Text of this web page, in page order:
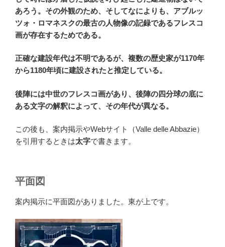
あろう。その外観のため、そしてなによりも、アブルッ
ツォ・ロマネスクの最古の人物像の記録であるフレスコ
画が存在するためである。
正確な建設年代は不明であるが、複数の歴史家が1170年
から1180年頃に建設されたと推定している。
後陣には中世のフレスコ画があり、後陣の四分球の底に
ある文字の解釈によって、その年代が異なる。
この後も、案内掲示やWebサイト（Valle delle Abbazie）
を引用するときは太字で書きます。
平面図
案内掲示に平面図がありました。東が上です。